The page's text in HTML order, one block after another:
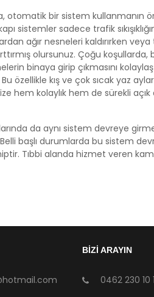
otomatik bir sistem kullanmanın
sistemler sadece trafik
ağır nesneleri kaldırırken
olursunuz. Çoğu koşullarda,
binaya girip çıkmasını
özellikle kış ve çok sıcak yaz
hem kolaylık hem de sürekli açık
da aynı sistem devreye
başlı durumlarda bu sistem
Tıbbi alanda hizmet veren
BİZİ ARAYIN
0462 230 10